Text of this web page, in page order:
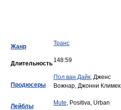
Жанр Транс
Длительность 148:59
Продюсеры
Пол ван Дайк, Дженс
Вожнар, Джонни Климек
Лейблы Mute, Positiva, Urban